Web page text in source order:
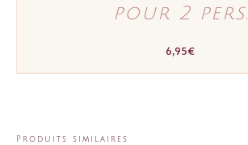
pour 2 pers.
6,95€
Produits similaires